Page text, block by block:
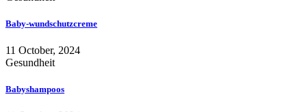
Baby-wundschutzcreme
11 October, 2024
Gesundheit
Babyshampoos